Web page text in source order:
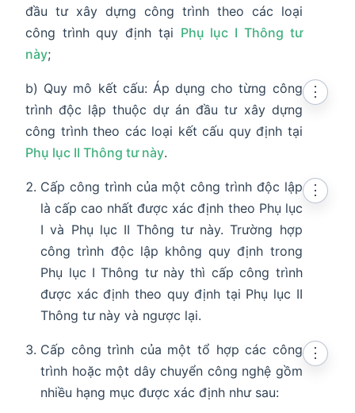
đầu tư xây dựng công trình theo các loại
công trình quy định tại Phụ lục I Thông tư
này;
b) Quy mô kết cấu: Áp dụng cho từng công
trình độc lập thuộc dự án đầu tư xây dựng
công trình theo các loại kết cấu quy định tại
Phụ lục II Thông tư này.
⋮
Cấp công trình của một công trình độc lập
là cấp cao nhất được xác định theo Phụ lục
I và Phụ lục II Thông tư này. Trường hợp
công trình độc lập không quy định trong
Phụ lục I Thông tư này thì cấp công trình
được xác định theo quy định tại Phụ lục II
Thông tư này và ngược lại.
⋮
Cấp công trình của một tổ hợp các công
trình hoặc một dây chuyển công nghệ gồm
nhiều hạng mục được xác định như sau:
⋮